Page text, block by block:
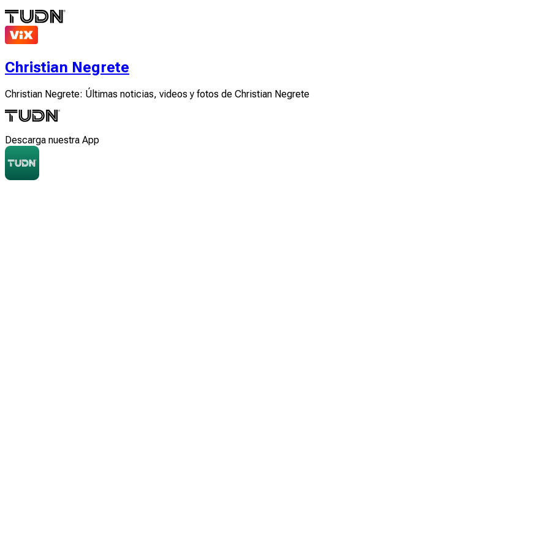
Christian Negrete
Christian Negrete: Últimas noticias, videos y fotos de Christian Negrete
Descarga nuestra App